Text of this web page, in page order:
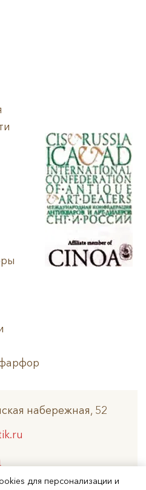
для персонализации и
набережная, 52